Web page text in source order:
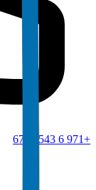
+971 6 543 6781